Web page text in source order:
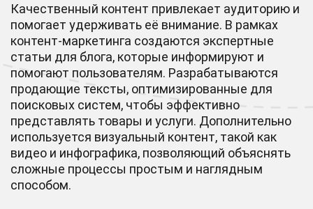
Качественный контент привлекает аудиторию и
помогает удерживать её внимание. В рамках
контент-маркетинга создаются экспертные
статьи для блога, которые информируют и
помогают пользователям. Разрабатываются
продающие тексты, оптимизированные для
поисковых систем, чтобы эффективно
представлять товары и услуги. Дополнительно
используется визуальный контент, такой как
видео и инфографика, позволяющий объяснять
сложные процессы простым и наглядным
способом.